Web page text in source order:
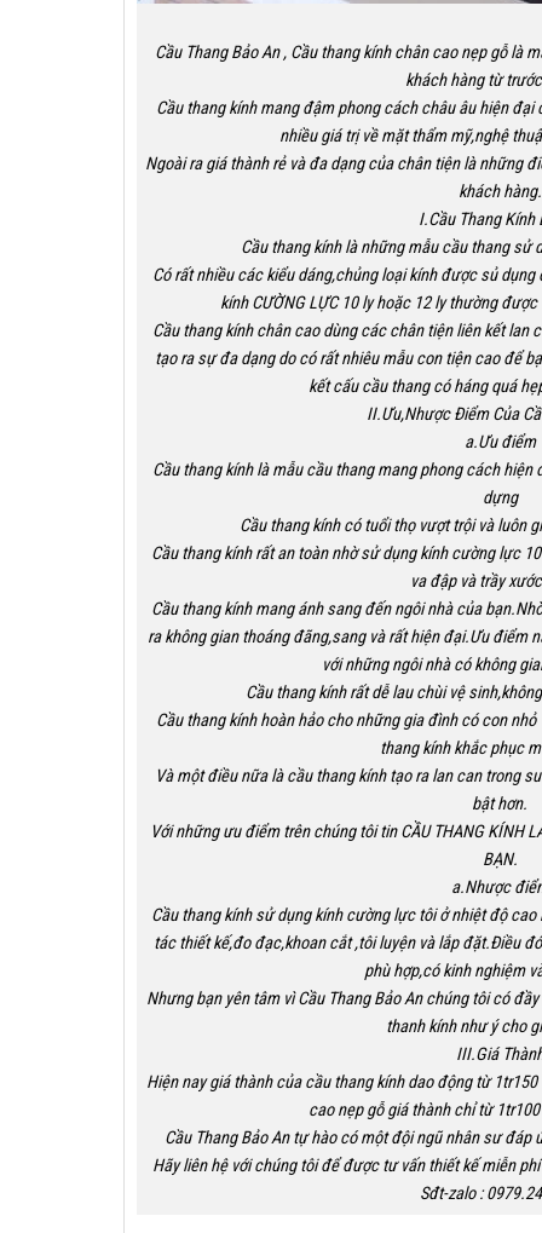
Cầu Thang Bảo An , Cầu thang kính chân cao nẹp gỗ là
khách hàng từ
Cầu thang kính mang đậm phong cách châu âu hiện
nhiều giá trị về mặt thẩm mỹ,nghệ
Ngoài ra giá thành rẻ và đa dạng của chân tiện là những
khách hàng.
I.Cầu Thang Kính
Cầu thang kính là những mẫu cầu thang sử
Có rất nhiều các kiểu dáng,chủng loại kính được sủ
kính CƯỜNG LỰC 10 ly hoặc 12 ly thường
Cầu thang kính chân cao dùng các chân tiện liên kết lan
tạo ra sự đa dạng do có rất nhiêu mẫu con tiện cao để
kết cấu cầu thang có háng quá
II.Ưu,Nhược Điểm Của
a.Ưu điểm
Cầu thang kính là mẫu cầu thang mang phong cách
dựng
Cầu thang kính có tuổi thọ vượt trội và luôn
Cầu thang kính rất an toàn nhờ sử dụng kính cường lực
va đập và trầy
Cầu thang kính mang ánh sang đến ngôi nhà của
ra không gian thoáng đãng,sang và rất hiện đại.Ưu điểm
với những ngôi nhà có không
Cầu thang kính rất dễ lau chùi vệ
Cầu thang kính hoàn hảo cho những gia đình có con
thang kính khắc phục
Và một điều nữa là cầu thang kính tạo ra lan can trong
bật hơn.
Với những ưu điểm trên chúng tôi tin CẦU THANG KÍNH
BẠN.
a.Nhược
Cầu thang kính sử dụng kính cường lực tôi ở nhiệt độ
tác thiết kế,đo đạc,khoan cắt ,tôi luyện và lắp đặt.Điều
phù hợp,có kinh nghiệm
Nhưng bạn yên tâm vì Cầu Thang Bảo An chúng tôi có
thanh kính như ý cho
III.Giá
Hiện nay giá thành của cầu thang kính dao động từ
cao nẹp gỗ giá thành chỉ từ
Cầu Thang Bảo An tự hào có một đội ngũ nhân sư
Hãy liên hệ với chúng tôi để được tư vấn thiết kế miễn
Sđt-zalo :